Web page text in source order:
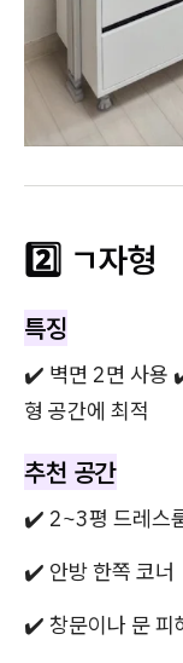
2️⃣ ㄱ자형
특징
✔️ 벽면 2면 사용
형 공간에 최적
추천 공간
✔️ 2~3평 드레스
✔️ 안방 한쪽 코너
✔️ 창문이나 문 피